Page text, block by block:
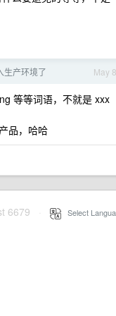
May 8
生产环境了
等等词语，不就是 xxx
品，哈哈
6679 Select